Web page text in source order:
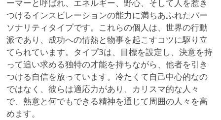
ーマーと呼ばれ、エネルギー、野心、そして人を惹き
つけるインスピレーションの能力に満ちあふれたパー
ソナリティタイプです。これらの個人は、世界の行動
派であり、成功への情熱と物事を起こすコツに駆り立
てられています。タイプ3は、目標を設定し、決意を持
って追い求める独特の才能を持ちながら、他者を引き
つける自信を放っています。冷たくて自己中心的なの
ではなく、彼らは適応力があり、カリスマ的な人々
で、熱意と何でもできる精神を通じて周囲の人々を高
めます。